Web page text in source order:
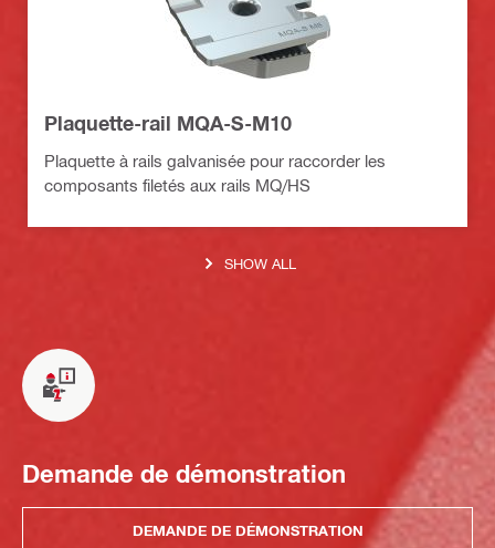
Plaquette-rail MQA-S-M10
Plaquette à rails galvanisée pour raccorder les
composants filetés aux rails MQ/HS
SHOW ALL
Demande de démonstration
DEMANDE DE DÉMONSTRATION